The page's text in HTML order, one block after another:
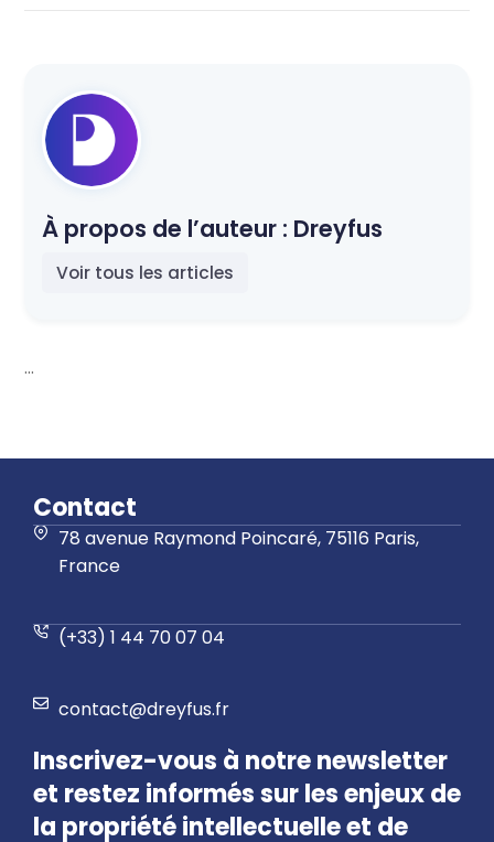
À propos de l’auteur : Dreyfus
Voir tous les articles
...
Contact
78 avenue Raymond Poincaré, 75116 Paris,
France
(+33) 1 44 70 07 04
contact@dreyfus.fr
Inscrivez-vous à notre newsletter
et restez informés sur les enjeux de
la propriété intellectuelle et de